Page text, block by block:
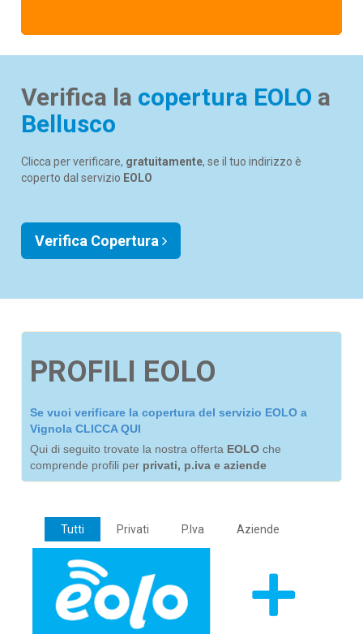
Verifica la copertura EOLO a
Bellusco
Clicca per verificare, gratuitamente, se il tuo indirizzo è
coperto dal servizio EOLO
Verifica Copertura
PROFILI EOLO
Se vuoi verificare la copertura del servizio EOLO a
Vignola CLICCA QUI
Qui di seguito trovate la nostra offerta EOLO che
comprende profili per privati, p.iva e aziende
Tutti Privati P.Iva Aziende